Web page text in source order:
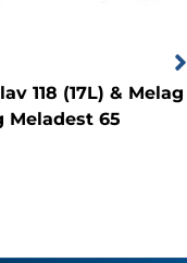
AKCIJA -